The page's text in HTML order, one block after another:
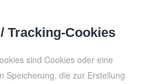
Tracking-Cookies
sind Cookies oder eine
Speicherung, die zur Erstellung